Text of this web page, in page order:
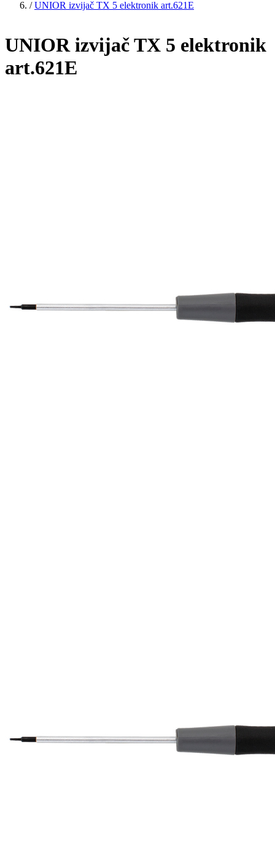
/ UNIOR izvijač TX 5 elektronik art.621E
UNIOR izvijač TX 5 elektronik
art.621E